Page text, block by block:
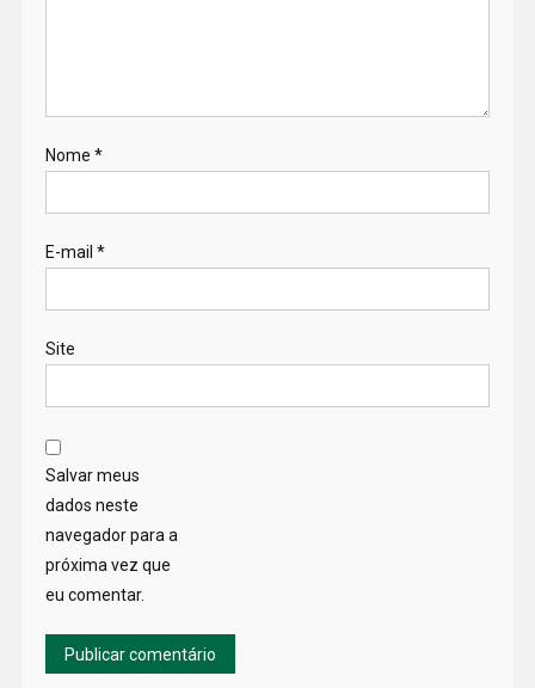
Nome *
E-mail *
Site
Salvar meus
dados neste
navegador para a
próxima vez que
eu comentar.